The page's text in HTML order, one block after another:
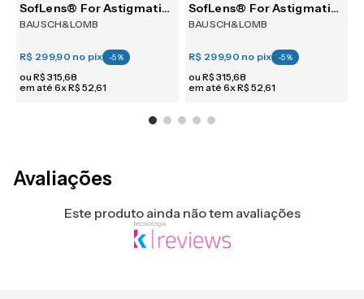
SofLens® For Astigmatism 6
BAUSCH&LOMB
R$ 299,90 no pix -5%
ou R$ 315,68
em até 6xR$ 52,61
SofLens® For Astigmatism 6
BAUSCH&LOMB
R$ 299,90 no pix -5%
ou R$ 315,68
em até 6xR$ 52,61
Avaliações
Este produto ainda não tem avaliações